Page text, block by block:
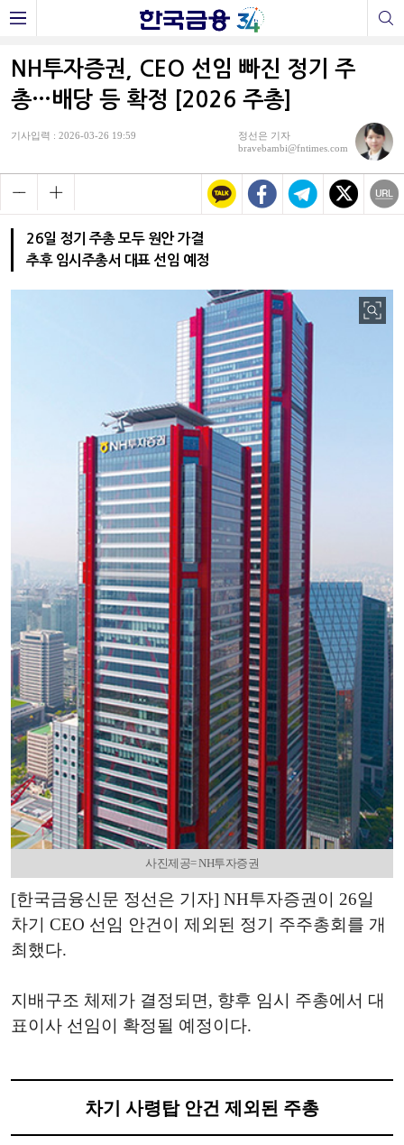
NH투자증권, CEO 선임 빠진 정기 주
총…배당 등 확정 [2026 주총]
기사입력 : 2026-03-26 19:59
정선은 기자
bravebambi@fntimes.com
26일 정기 주총 모두 원안 가결
추후 임시주총서 대표 선임 예정
사진제공= NH투자증권
[한국금융신문 정선은 기자] NH투자증권이 26일
차기 CEO 선임 안건이 제외된 정기 주주총회를 개
최했다.
지배구조 체제가 결정되면, 향후 임시 주총에서 대
표이사 선임이 확정될 예정이다.
차기 사령탑 안건 제외된 주총